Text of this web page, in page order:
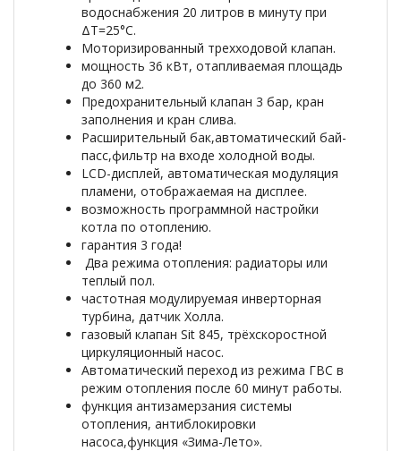
водоснабжения 20 литров в минуту при
ΔT=25°С.
Моторизированный трехходовой клапан.
мощность 36 кВт, отапливаемая площадь
до 360 м2.
Предохранительный клапан 3 бар, кран
заполнения и кран слива.
Расширительный бак,автоматический бай-
пасс,фильтр на входе холодной воды.
LCD-дисплей, автоматическая модуляция
пламени, отображаемая на дисплее.
возможность программной настройки
котла по отоплению.
гарантия 3 года!
Два режима отопления: радиаторы или
теплый пол.
частотная модулируемая инверторная
турбина, датчик Холла.
газовый клапан Sit 845, трёхскоростной
циркуляционный насос.
Автоматический переход из режима ГВС в
режим отопления после 60 минут работы.
функция антизамерзания системы
отопления, антиблокировки
насоса,функция «Зима-Лето».